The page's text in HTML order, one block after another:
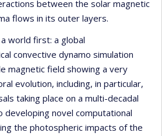
between the solar magnetic
flows in its outer layers.
world first: a global
convective dynamo simulation
magnetic field showing a very
evolution, including, in particular,
taking place on a multi-decadal
developing novel computational
the photospheric impacts of the